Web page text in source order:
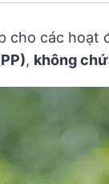
các
, không